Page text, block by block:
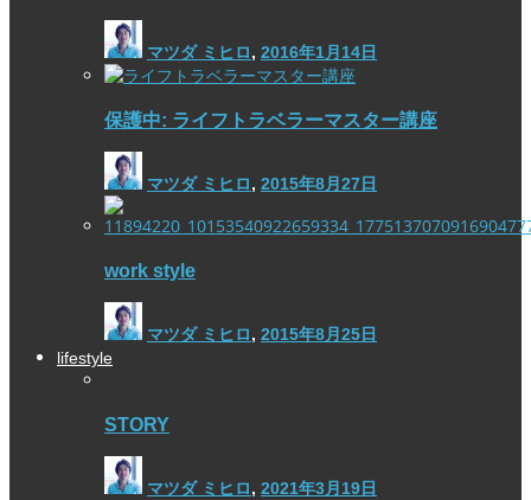
マツダ ミヒロ, 2016年1月14日
保護中: ライフトラベラーマスター講座
マツダ ミヒロ, 2015年8月27日
work style
マツダ ミヒロ, 2015年8月25日
lifestyle
STORY
マツダ ミヒロ, 2021年3月19日